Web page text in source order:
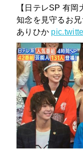
【日テレSP 有岡
知念を見守るお
ありひか